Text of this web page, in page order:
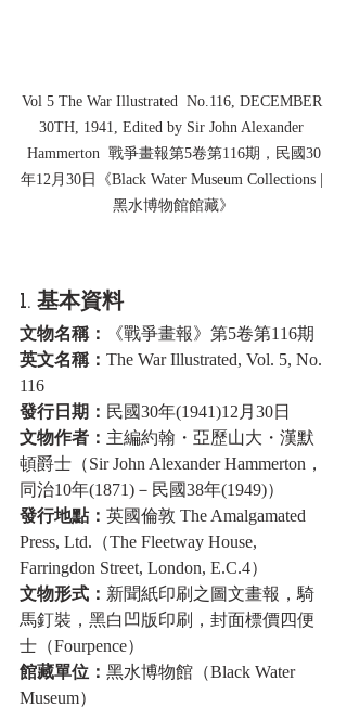
Vol 5 The War Illustrated  No.116, DECEMBER
30TH, 1941, Edited by Sir John Alexander
Hammerton  戰爭畫報第5卷第116期，民國30
年12月30日《Black Water Museum Collections |
黑水博物館館藏》
1. 基本資料
文物名稱：
《戰爭畫報》第5卷第116期
英文名稱： The War Illustrated, Vol. 5, No.
116
發行日期： 民國30年(1941)12月30日
文物作者： 主編約翰・亞歷山大・漢默
頓爵士（Sir John Alexander Hammerton，
同治10年(1871)－民國38年(1949)）
發行地點： 英國倫敦 The Amalgamated
Press, Ltd.（The Fleetway House,
Farringdon Street, London, E.C.4）
文物形式： 新聞紙印刷之圖文畫報，騎
馬釘裝，黑白凹版印刷，封面標價四便
士（Fourpence）
館藏單位： 黑水博物館（Black Water
Museum）